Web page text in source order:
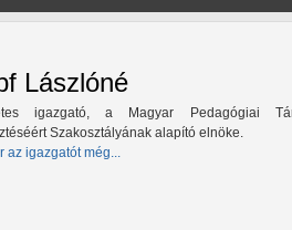
Lászlóné
igazgató,a Magyar Pedagógiai
Szakosztályának alapító elnöke.
az igazgatót még...